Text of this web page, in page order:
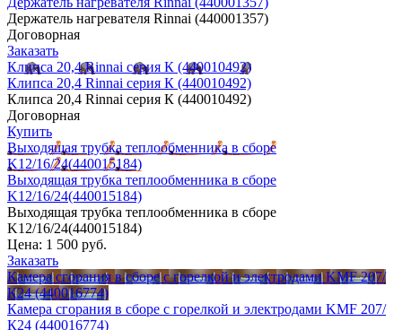
Держатель нагревателя Rinnai (440001357)
Договорная
Заказать
Клипса 20,4 Rinnai серия К (440010492)
Клипса 20,4 Rinnai серия К (440010492)
Клипса 20,4 Rinnai серия К (440010492)
Договорная
Купить
Выходящая трубка теплообменника в сборе
K12/16/24(440015184)
Выходящая трубка теплообменника в сборе
K12/16/24(440015184)
Выходящая трубка теплообменника в сборе
K12/16/24(440015184)
Цена: 1 500 руб.
Заказать
Камера сгорания в сборе с горелкой и электродами KMF 207/
К24 (440016774)
Камера сгорания в сборе с горелкой и электродами KMF 207/
К24 (440016774)